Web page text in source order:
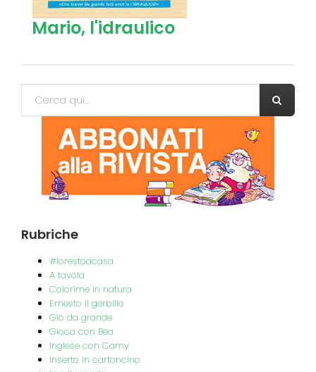
Mario, l'idraulico
Form di ricerca
Rubriche
#iorestoacasa
A tavola
Colorime in natura
Ernesto il gerbillo
Giò da grande
Gioca con Bea
Inglese con Camy
Inserto in cartoncino